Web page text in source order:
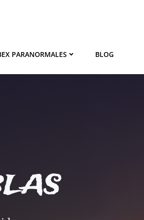
PARANORMALES BLOG